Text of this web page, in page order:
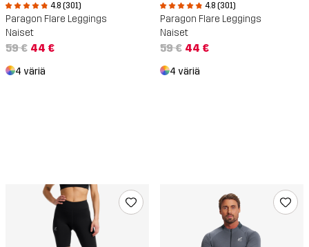
4.8 (301)
Paragon Flare Leggings
Naiset
59 € 44 €
4 väriä
4.8 (301)
Paragon Flare Leggings
Naiset
59 € 44 €
4 väriä